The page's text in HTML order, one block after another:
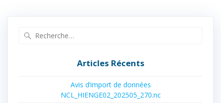
Articles Récents
Avis d’import de données
NCL_HIENGE02_202505_270.nc